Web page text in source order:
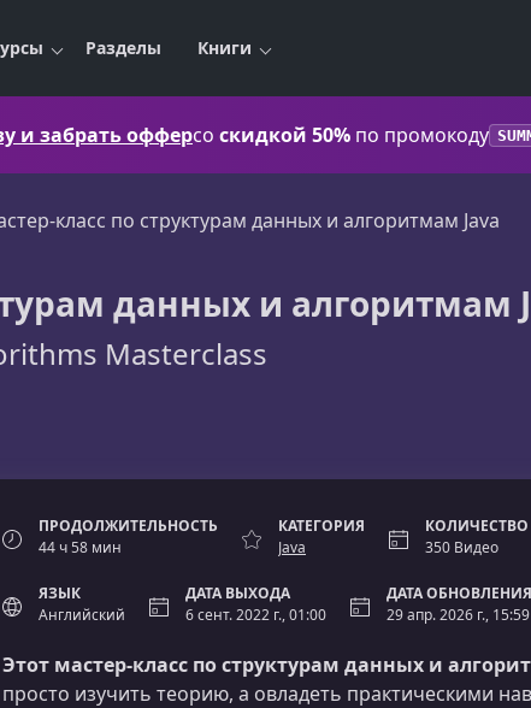
Разделы Книги
и забрать офферсо скидкой 50% по промокоду
класс по структурам данных и алгоритмам Java
данных и алгоритмам
Masterclass
ПРОДОЛЖИТЕЛЬНОСТЬ
44 ч 58 мин
КАТЕГОРИЯ
Java
350 Видео
ЯЗЫК
Английский
ДАТА ВЫХОДА
6 сент. 2022 г., 01:00
ДАТА ОБНОВЛЕНИЯ
29 апр. 2026 г., 15:59
Этот мастер‑класс по структурам данных и
просто изучить теорию, а овладеть практическими